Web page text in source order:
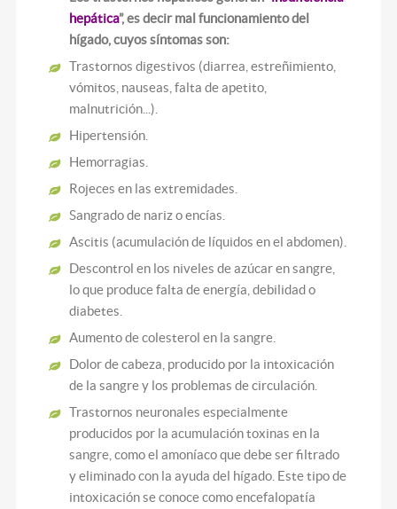
hepática”, es decir mal funcionamiento del
hígado, cuyos síntomas son:
Trastornos digestivos (diarrea, estreñimiento,
vómitos, nauseas, falta de apetito,
malnutrición...).
Hipertensión.
Hemorragias.
Rojeces en las extremidades.
Sangrado de nariz o encías.
Ascitis (acumulación de líquidos en el abdomen).
Descontrol en los niveles de azúcar en sangre,
lo que produce falta de energía, debilidad o
diabetes.
Aumento de colesterol en la sangre.
Dolor de cabeza, producido por la intoxicación
de la sangre y los problemas de circulación.
Trastornos neuronales especialmente
producidos por la acumulación toxinas en la
sangre, como el amoníaco que debe ser filtrado
y eliminado con la ayuda del hígado. Este tipo de
intoxicación se conoce como encefalopatía